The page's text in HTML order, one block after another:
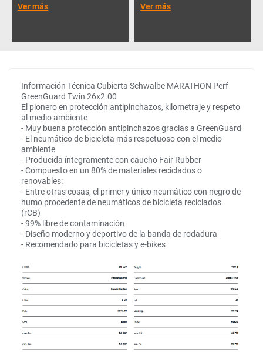
Ver más
Ver más
Información Técnica Cubierta Schwalbe MARATHON Perf
GreenGuard Twin 26x2.00
El pionero en protección antipinchazos, kilometraje y respeto
al medio ambiente
- Muy buena protección antipinchazos gracias a GreenGuard
- El neumático de bicicleta más respetuoso con el medio
ambiente
- Producida íntegramente con caucho Fair Rubber
- Compuesto en un 80% de materiales reciclados o
renovables:
- Entre otras cosas, el primer y único neumático con negro de
humo procedente de neumáticos de bicicleta reciclados
(rCB)
- 99% libre de contaminación
- Diseño moderno y deportivo de la banda de rodadura
- Recomendado para bicicletas y e-bikes